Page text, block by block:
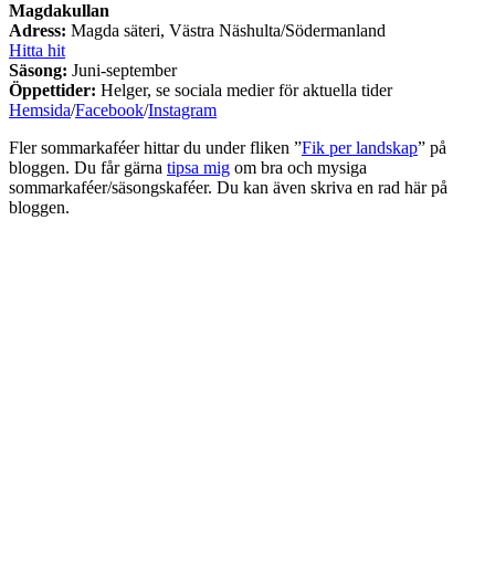
Magdakullan
Adress: Magda säteri, Västra Näshulta/Södermanland
Hitta hit
Säsong: Juni-september
Öppettider: Helger, se sociala medier för aktuella tider
Hemsida/Facebook/Instagram
Fler sommarkaféer hittar du under fliken ”Fik per landskap” på
bloggen. Du får gärna tipsa mig om bra och mysiga
sommarkaféer/säsongskaféer. Du kan även skriva en rad här på
bloggen.